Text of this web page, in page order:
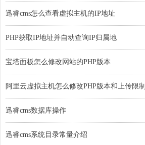
迅睿cms怎么查看虚拟主机的IP地址
PHP获取IP地址并自动查询IP归属地
宝塔面板怎么修改网站的PHP版本
阿里云虚拟主机怎么修改PHP版本和上传限制
迅睿cms数据库操作
迅睿cms系统目录常量介绍